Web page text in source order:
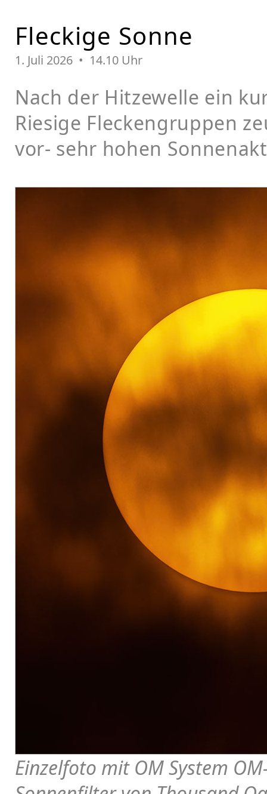
Fleckige Sonne
1. Juli 2026 • 14.10 Uhr
Nach der Hitzewelle ein
Riesige Fleckengruppen
vor- sehr hohen
Einzelfoto mit OM System